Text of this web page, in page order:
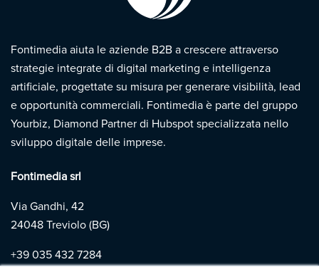
Fontimedia aiuta le aziende B2B a crescere attraverso
strategie integrate di digital marketing e intelligenza
artificiale, progettate su misura per generare visibilità, lead
e opportunità commerciali. Fontimedia è parte del gruppo
Yourbiz, Diamond Partner di Hubspot specializzata nello
sviluppo digitale delle imprese.
Fontimedia srl
Via Gandhi, 42
24048 Treviolo (BG)
+39 035 432 7284